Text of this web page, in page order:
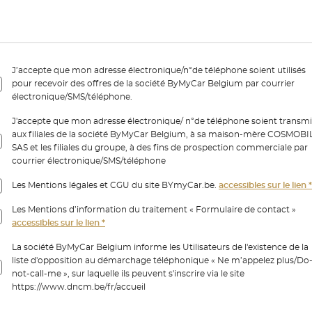
J’accepte que mon adresse électronique/n°de téléphone soient utilisés
pour recevoir des offres de la société ByMyCar Belgium par courrier
électronique/SMS/téléphone.
J'accepte que mon adresse électronique/ n°de téléphone soient
aux filiales de la société ByMyCar Belgium, à sa maison-mère
SAS et les filiales du groupe, à des fins de prospection commerciale par
courrier électronique/SMS/téléphone
Les Mentions légales et CGU du site BYmyCar.be. accessibles sur le lien *
Les Mentions d’information du traitement « Formulaire de contact »
accessibles sur le lien *
La société ByMyCar Belgium informe les Utilisateurs de l'existence de la
liste d'opposition au démarchage téléphonique « Ne m’appelez plus/Do-
not-call-me », sur laquelle ils peuvent s'inscrire via le site
https://www.dncm.be/fr/accueil